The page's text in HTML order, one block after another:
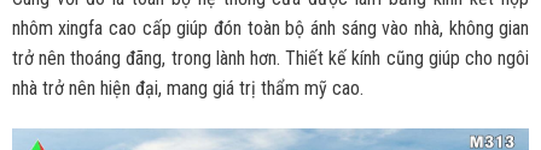
nhôm xingfa cao cấp giúp đón toàn bộ ánh sáng vào nhà, không gian
trở nên thoáng đãng, trong lành hơn. Thiết kế kính cũng giúp cho ngôi
nhà trở nên hiện đại, mang giá trị thẩm mỹ cao.